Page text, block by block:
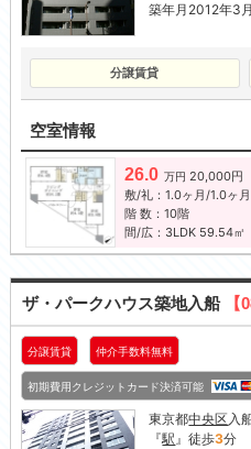
築年月2012年3月
分譲賃貸
空室情報
26.0 万円 20,000円
敷/礼：1.0ヶ月/1.0ヶ月
階 数：10階
間/広：3LDK 59.54㎡
ザ・パークハウス築地入船 【
分譲賃貸 仲介手数料無料
初期費用クレジットカード決済可能
東京都中央区入
『駅』徒歩3分